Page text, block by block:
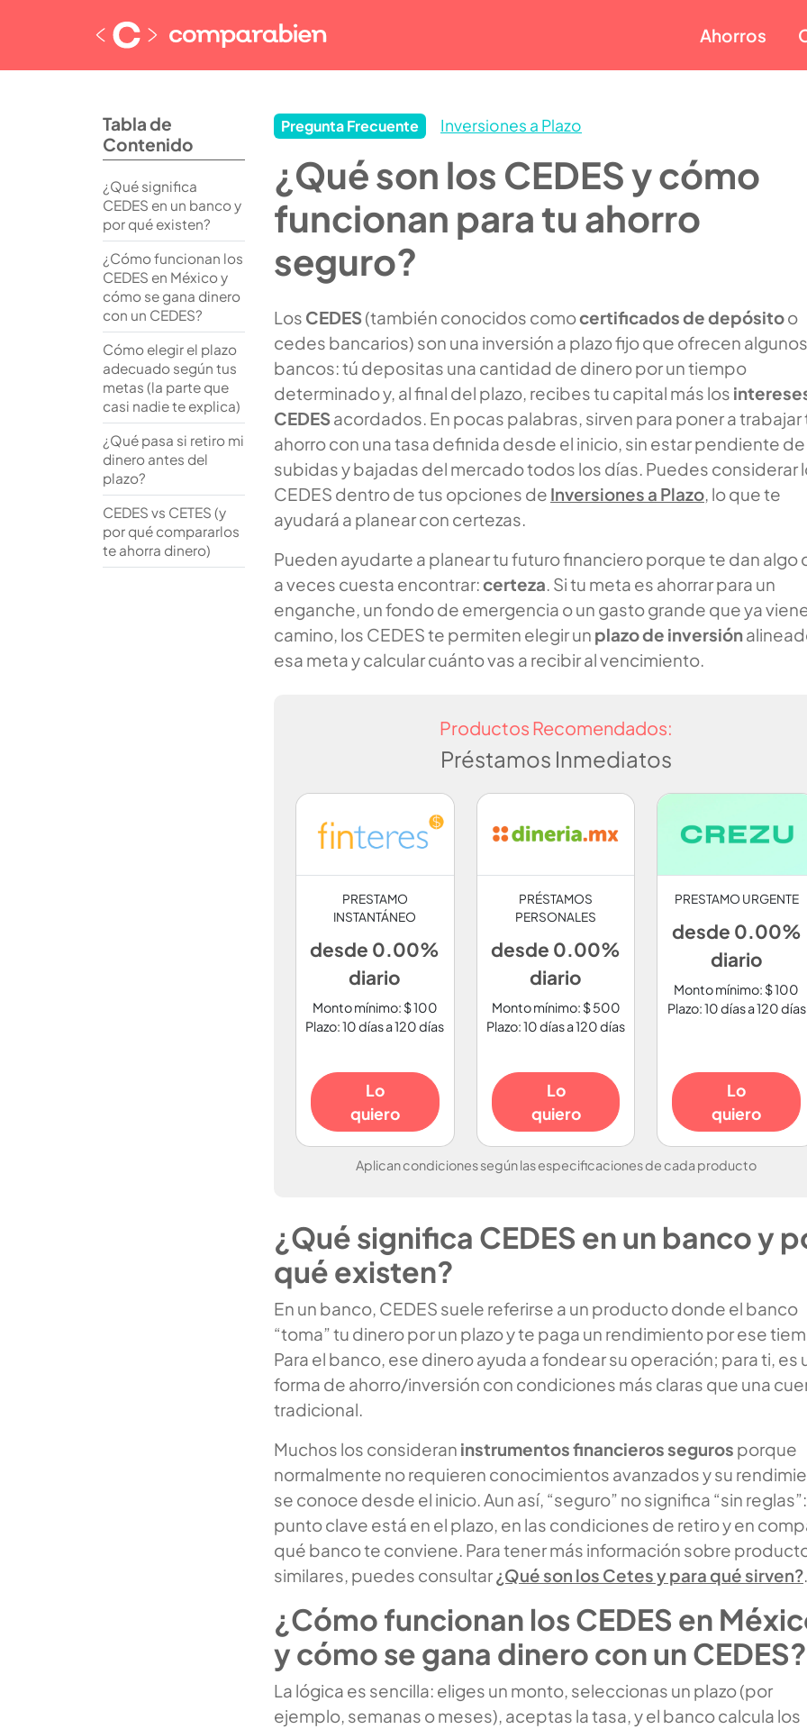
Ahorros
Pregunta Frecuente Inversiones a Plazo
¿Qué son los CEDES y cómo
funcionan para tu ahorro
seguro?
Los CEDES(también conocidos comocertificados de depósitoo
cedes bancarios) son una inversión a plazo fijo que ofrecen algunos
bancos: tú depositas una cantidad de dinero por un tiempo
determinado y, al final del plazo, recibes tu capital más los
CEDESacordados. En pocas palabras, sirven para poner a trabajar
ahorro con una tasa definida desde el inicio, sin estar pendiente de
subidas y bajadas del mercado todos los días. Puedes considerar
CEDES dentro de tus opciones de Inversiones a Plazo , lo que te
ayudará a planear con certezas.
Pueden ayudarte a planear tu futuro financiero porque te dan algo
a veces cuesta encontrar:certeza . Si tu meta es ahorrar para un
enganche, un fondo de emergencia o un gasto grande que ya
camino, los CEDES te permiten elegir un plazo de inversión
esa meta y calcular cuánto vas a recibir al vencimiento.
Productos Recomendados:
Préstamos Inmediatos
PRESTAMO
INSTANTÁNEO
desde 0.00%
diario
Monto mínimo: $ 100
Plazo: 10 días a 120 días
Lo
quiero
PRÉSTAMOS
PERSONALES
desde 0.00%
diario
Monto mínimo: $ 500
Plazo: 10 días a 120 días
Lo
quiero
PRESTAMO URGENTE
desde 0.00%
diario
Monto mínimo: $ 100
Plazo: 10 días a 120 días
Lo
quiero
Aplican condiciones según las especificaciones de cada producto
¿Qué significa CEDES en un banco y
qué existen?
En un banco, CEDES suele referirse a un producto donde el banco
“toma” tu dinero por un plazo y te paga un rendimiento por ese
Para el banco, ese dinero ayuda a fondear su operación; para ti, es
forma de ahorro/inversión con condiciones más claras que una
tradicional.
Muchos los consideran instrumentos financieros seguros porque
normalmente no requieren conocimientos avanzados y su
se conoce desde el inicio. Aun así, “seguro” no significa “sin
punto clave está en el plazo, en las condiciones de retiro y en
qué banco te conviene. Para tener más información sobre
similares, puedes consultar¿Qué son los Cetes y para qué sirven?.
¿Cómo funcionan los CEDES en
y cómo se gana dinero con un CEDES?
La lógica es sencilla: eliges un monto, seleccionas un plazo (por
ejemplo, semanas o meses), aceptas la tasa, y el banco calcula los
Tabla de
Contenido
¿Qué significa
CEDES en un banco y
por qué existen?
¿Cómo funcionan los
CEDES en México y
cómo se gana dinero
con un CEDES?
Cómo elegir el plazo
adecuado según tus
metas (la parte que
casi nadie te explica)
¿Qué pasa si retiro mi
dinero antes del
plazo?
CEDES vs CETES (y
por qué compararlos
te ahorra dinero)